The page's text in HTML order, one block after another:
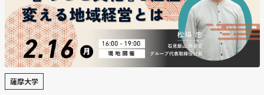
薩摩大学